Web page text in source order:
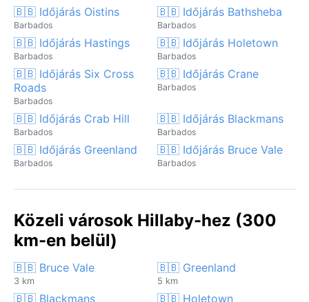
🇧🇧 Időjárás Oistins
Barbados
🇧🇧 Időjárás Bathsheba
Barbados
🇧🇧 Időjárás Hastings
Barbados
🇧🇧 Időjárás Holetown
Barbados
🇧🇧 Időjárás Six Cross
Roads
Barbados
🇧🇧 Időjárás Crane
Barbados
🇧🇧 Időjárás Crab Hill
Barbados
🇧🇧 Időjárás Blackmans
Barbados
🇧🇧 Időjárás Greenland
Barbados
🇧🇧 Időjárás Bruce Vale
Barbados
Közeli városok Hillaby-hez (300
km-en belül)
🇧🇧 Bruce Vale
3 km
🇧🇧 Greenland
5 km
🇧🇧 Blackmans 🇧🇧 Holetown